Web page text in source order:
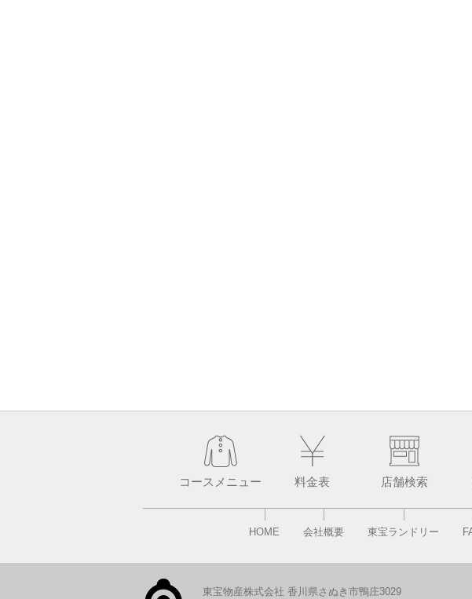
コースメニュー 料金表 店舗検索
HOME 会社概要 東宝ランドリー
東宝物産株式会社 香川県さぬき市鴨庄3029